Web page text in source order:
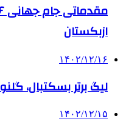
ازبکستان
۱۴۰۲/۱۲/۱۶
لیگ برتر بسکتبال،
۱۴۰۲/۱۲/۱۵